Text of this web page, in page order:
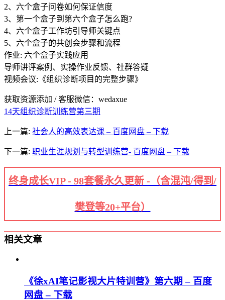
2、六个盒子问卷如何保证信度
3、第一个盒子到第六个盒子怎么跑?
4、六个盒子工作坊引导师关键点
5、六个盒子的共创会步骤和流程
作业: 六个盒子实践应用
导师讲评案例、实操作业反馈、社群答疑
视频会议:《组织诊断项目的完整步骤》
获取资源添加 / 客服微信：wedaxue
14天组织诊断训练营第三期
上一篇: 社会人的高效表达课 – 百度网盘 – 下载
下一篇: 职业生涯规划与转型训练营- 百度网盘 – 下载
终身成长VIP - 98套餐永久更新 -（含混沌/得到/
樊登等20+平台）
相关文章
《徐xAI笔记影视大片特训营》第六期 – 百度
网盘 – 下载